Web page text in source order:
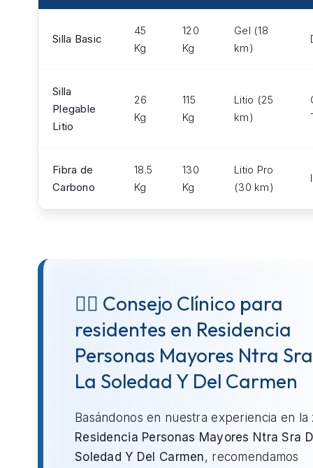
Silla Basic
45
Kg
120
Kg
Gel (18
km)
Silla
Plegable
Litio
26
Kg
115
Kg
Litio (25
km)
Fibra de
Carbono
18.5
Kg
130
Kg
Litio Pro
(30 km)
👨‍⚕️ Consejo Clínico para
residentes en Residencia
Personas Mayores Ntra
La Soledad Y Del Carmen
Basándonos en nuestra experiencia en la
Residencia Personas Mayores Ntra Sra
Soledad Y Del Carmen, recomendamos